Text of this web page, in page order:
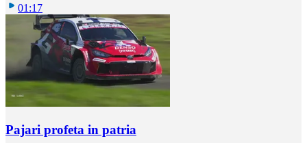
01:17
Pajari profeta in patria